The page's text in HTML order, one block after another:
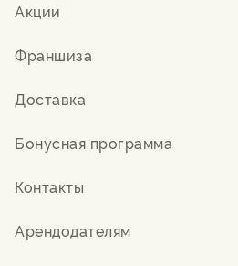
Акции
Франшиза
Доставка
Бонусная программа
Контакты
Арендодателям